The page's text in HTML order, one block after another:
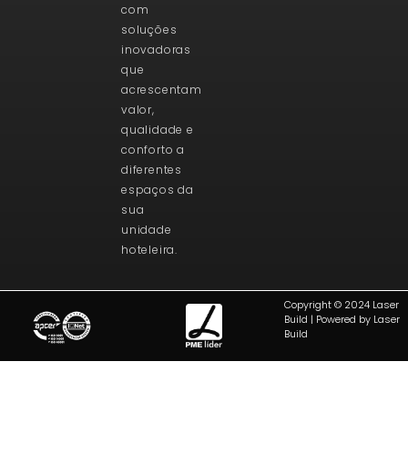
com
soluções
inovadoras
que
acrescentam
valor,
qualidade e
conforto a
diferentes
espaços da
sua
unidade
hoteleira.
Copyright © 2024 Laser
Build | Powered by Laser
Build